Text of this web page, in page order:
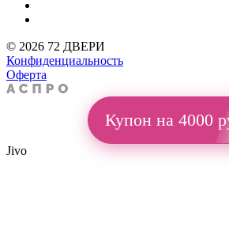
© 2026 72 ДВЕРИ
Конфиденциальность
Оферта
Купон на 4000
Jivo